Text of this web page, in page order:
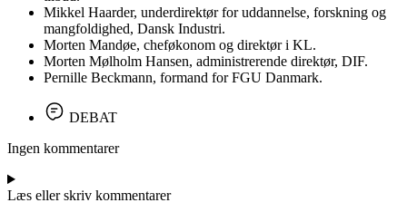
Mikkel Haarder, underdirektør for uddannelse, forskning og
mangfoldighed, Dansk Industri.
Morten Mandøe, cheføkonom og direktør i KL.
Morten Mølholm Hansen, administrerende direktør, DIF.
Pernille Beckmann, formand for FGU Danmark.
DEBAT
Ingen kommentarer
Læs eller skriv kommentarer